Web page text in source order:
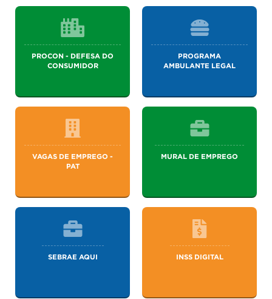
PROCON - DEFESA DO
CONSUMIDOR
PROGRAMA
AMBULANTE LEGAL
VAGAS DE EMPREGO -
PAT
MURAL DE EMPREGO
SEBRAE AQUI INSS DIGITAL